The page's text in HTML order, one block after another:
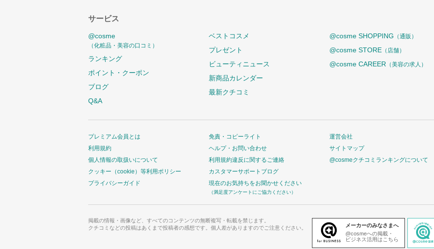
サービス
@cosme
（化粧品・美容の口コミ）
ランキング
ポイント・クーポン
ブログ
Q&A
ベストコスメ
プレゼント
ビューティニュース
新商品カレンダー
最新クチコミ
@cosme SHOPPING （通販）
@cosme STORE （店舗）
@cosme CAREER （美容の求人）
プレミアム会員とは
利用規約
個人情報の取扱いについて
クッキー（cookie）等利用ポリシー
プライバシーガイド
免責・コピーライト
ヘルプ・お問い合わせ
利用規約違反に関するご連絡
カスタマーサポートブログ
現在のお気持ちをお聞かせください
（満足度アンケートにご協力ください）
運営会社
サイトマップ
@cosmeクチコミランキングについて
掲載の情報・画像など、すべてのコンテンツの無断複写・転載を禁じます。
クチコミなどの投稿はあくまで投稿者の感想です。個人差がありますのでご注意ください。
メーカーのみなさまへ
@cosmeへの掲載・
ビジネス活用はこちら